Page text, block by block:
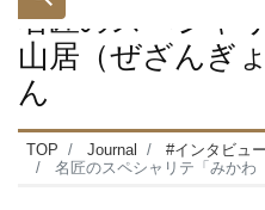
名匠のスペシャ
山居（ぜざんぎ
ん
TOP Journal
#インタビュー
名匠のスペシャリテ「みかわ 是